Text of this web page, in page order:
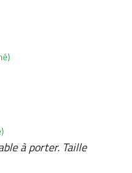
à porter. Taille